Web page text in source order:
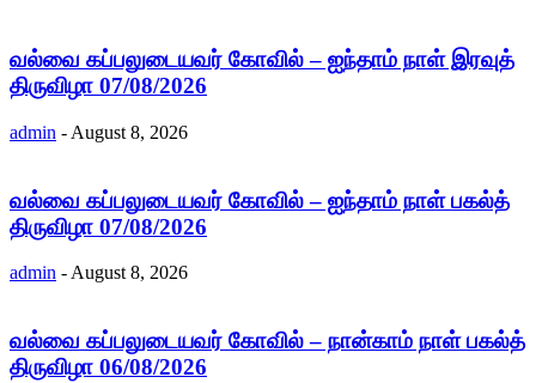
வல்வை கப்பலுடையவர் கோவில் – ஐந்தாம் நாள் இரவுத்
திருவிழா 07/08/2026
admin - August 8, 2026
வல்வை கப்பலுடையவர் கோவில் – ஐந்தாம் நாள் பகல்த்
திருவிழா 07/08/2026
admin - August 8, 2026
வல்வை கப்பலுடையவர் கோவில் – நான்காம் நாள் பகல்த்
திருவிழா 06/08/2026